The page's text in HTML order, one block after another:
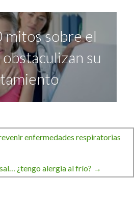
mitos sobre el
su
enfermedades respiratorias
¿tengo alergia al frío? →